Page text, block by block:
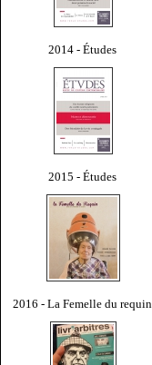
2014 - Études
2015 - Études
2016 - La Femelle du requin